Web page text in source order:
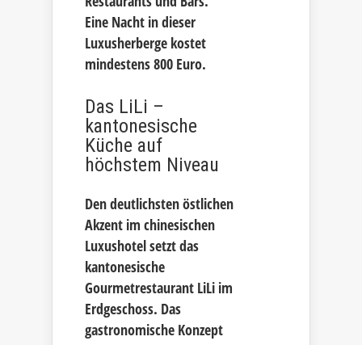
Eine Nacht in dieser
Luxusherberge kostet
mindestens 800 Euro.
Das LiLi –
kantonesische
Küche auf
höchstem Niveau
Den deutlichsten östlichen
Akzent im chinesischen
Luxushotel setzt das
kantonesische
Gourmetrestaurant LiLi im
Erdgeschoss. Das
gastronomische Konzept